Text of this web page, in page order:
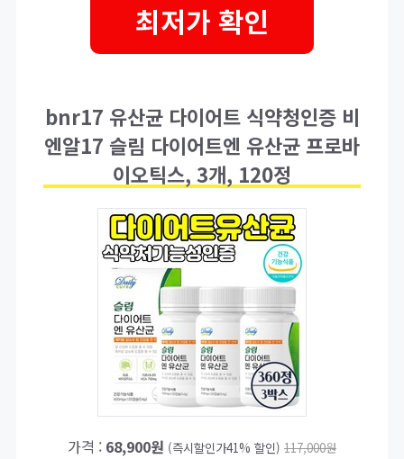
최저가 확인
bnr17 유산균 다이어트 식약청인증 비
엔알17 슬림 다이어트엔 유산균 프로바
이오틱스, 3개, 120정
가격 : 68,900원 (즉시할인가41% 할인) 117,000원